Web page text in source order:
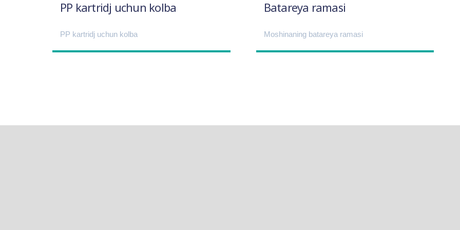
PP kartridj uchun kolba
PP kartridj uchun kolba
Batareya ramasi
Moshinaning batareya ramasi